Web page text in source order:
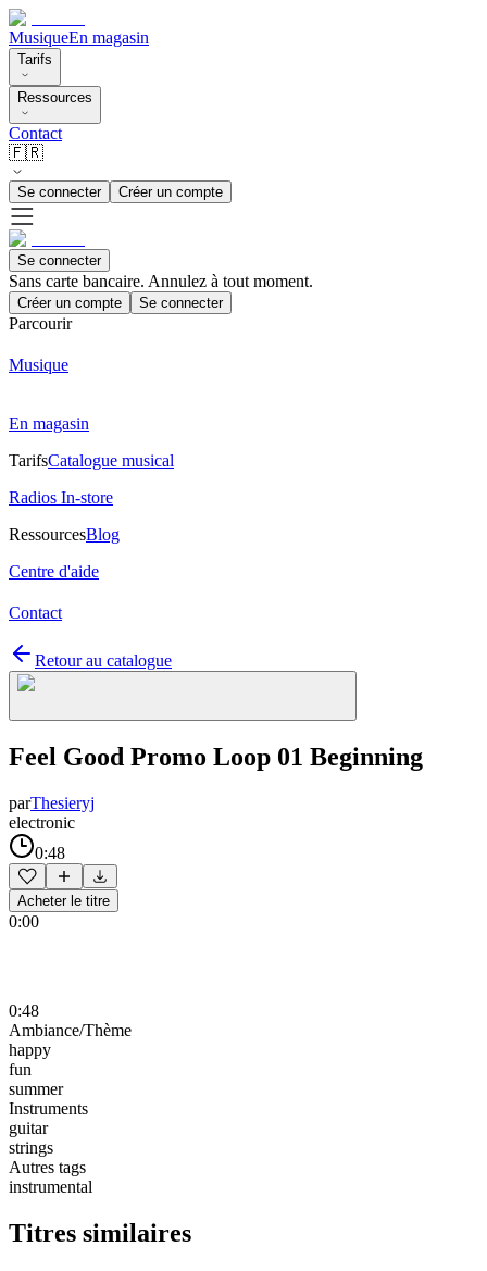
MusiqueEn magasin
Tarifs
Ressources
Contact
🇫🇷
Se connecter Créer un compte
Se connecter
Sans carte bancaire. Annulez à tout moment.
Créer un compte Se connecter
Parcourir
Musique
En magasin
TarifsCatalogue musical
Radios In-store
RessourcesBlog
Centre d'aide
Contact
Retour au catalogue
Feel Good Promo Loop 01 Beginning
parThesieryj
electronic
0:48
Acheter le titre
0:00
0:48
Ambiance/Thème
happy
fun
summer
Instruments
guitar
strings
Autres tags
instrumental
Titres similaires